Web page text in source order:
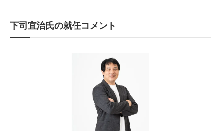
下司宜治氏の就任コメント